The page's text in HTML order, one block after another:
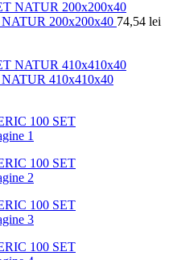
200x200x40 74,54 lei
410x410x40